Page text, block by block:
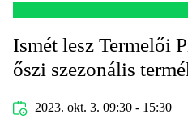
Ismét lesz Termelői
őszi szezonális
2023. okt. 3. 09:30 - 15:30